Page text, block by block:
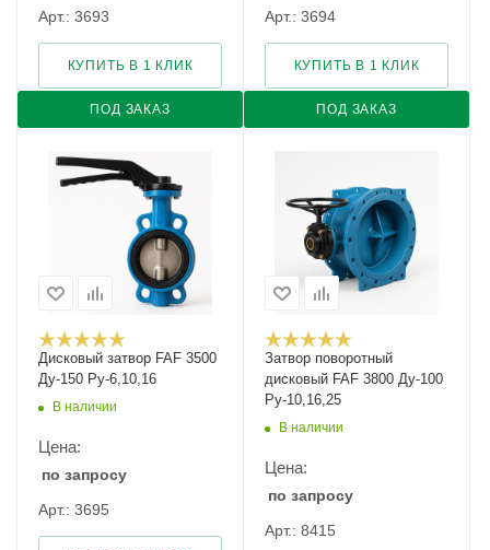
Арт.: 3693
ПОД ЗАКАЗ
КУПИТЬ В 1 КЛИК
Арт.: 3694
ПОД ЗАКАЗ
КУПИТЬ В 1 КЛИК
Дисковый затвор FAF 3500
Ду-150 Ру-6,10,16
В наличии
Цена:
по запросу
Арт.: 3695
Затвор поворотный
дисковый FAF 3800 Ду-100
Ру-10,16,25
В наличии
Цена:
по запросу
Арт.: 8415